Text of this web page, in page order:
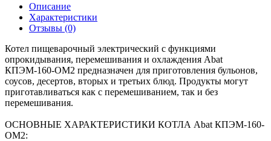
Описание
Характеристики
Отзывы (0)
Котел пищеварочный электрический с функциями
опрокидывания, перемешивания и охлаждения Abat
КПЭМ-160-ОМ2 предназначен для приготовления бульонов,
соусов, десертов, вторых и третьих блюд. Продукты могут
приготавливаться как с перемешиванием, так и без
перемешивания.
ОСНОВНЫЕ ХАРАКТЕРИСТИКИ КОТЛА Abat КПЭМ-160-
ОМ2: